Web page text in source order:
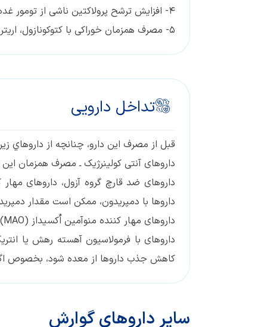
۴- افزایش ترشح پرولاکتین ناشی از تومور غده هیپوفیز
۵- مصرف همزمان خوراکی با کتوکونازول، اریترومایسین، فلوکونازول، وریکونازول، کلاریترومایسین، آمیودارون
تداخل دارویی
قبل از مصرف اين‌ دارو، چنانچه از داروهاي
داروهای آنتی کولینرژیک ـ مصرف همزمان
داروها با دمپریدون، ممکن است مقدار
داروهای مهار کننده منوآمین اُکسیداز (MAO) ـ رعایت احتیاط در مصرف همزمان این داروها با دمپریدون ضروری است.
داروهای با فرمولاسیون آهسته رهش یا
کاهش جذب داروها از معده شود، بخصوص اگر
سایر داروهای گوارش